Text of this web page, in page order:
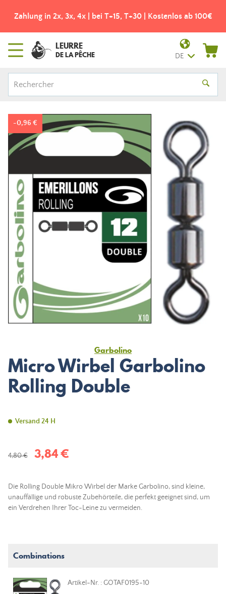
Zahlung in 2x, 3x, 4x | bei T+15, T+30 | Kostenlos ab 100€
LEURRE
DE LA PÊCHE DE
-0,96 €
Garbolino
Micro Wirbel Garbolino
Rolling Double
Versand 24 H
4,80 € 3,84 €
Die Rolling Double Mikro Wirbel der Marke Garbolino, sind kleine,
unauffällige und robuste Zubehörteile, die perfekt geeignet sind, um
ein Verdrehen Ihrer Toc-Leine zu vermeiden.
Combinations
Artikel-Nr. : GOTAF0195-10